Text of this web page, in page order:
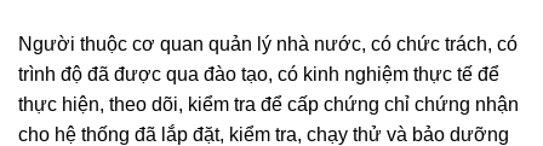
Người thuộc cơ quan quản lý nhà nước, có chức trách, có
trình độ đã được qua đào tạo, có kinh nghiệm thực tế để
thực hiện, theo dõi, kiểm tra để cấp chứng chỉ chứng nhận
cho hệ thống đã lắp đặt, kiểm tra, chạy thử và bảo dưỡng